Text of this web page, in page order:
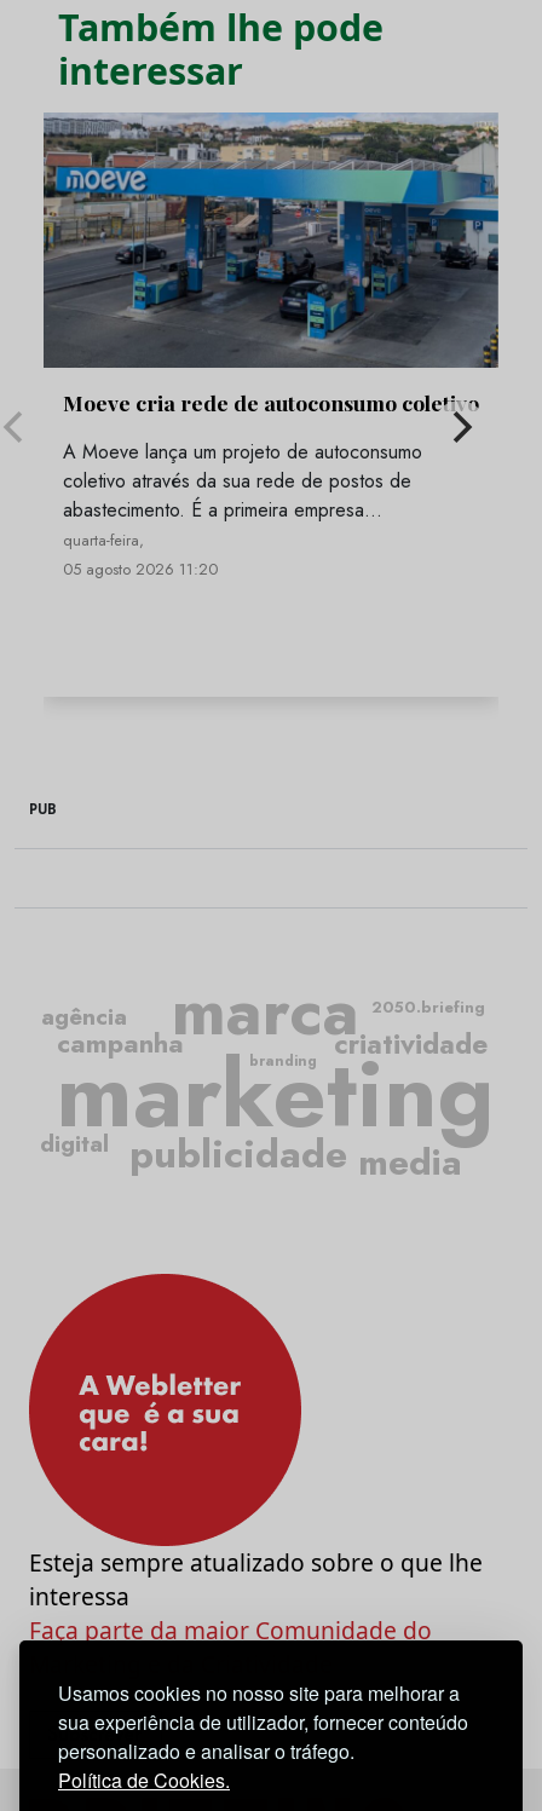
Usamos cookies no nosso site para melhorar a
sua experiência de utilizador, fornecer conteúdo
personalizado e analisar o tráfego.
Política de Cookies.
Também lhe pode
interessar
Moeve cria rede de autoconsumo coletivo
A Moeve lança um projeto de autoconsumo
coletivo através da sua rede de postos de
abastecimento. É a primeira empresa…
quarta-feira,
05 agosto 2026 11:20
PUB
marketing
publicidade
marcacriatividade
campanha
media
agência
digital
2050.briefing
branding
Esteja sempre atualizado sobre o que lhe
interessa
Faça parte da maior Comunidade do